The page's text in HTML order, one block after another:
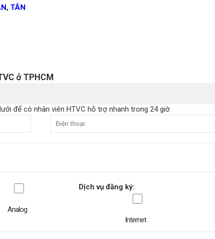
, TÂN
ở TPHCM
để có nhân viên HTVC hỗ trợ nhanh trong 24 giờ.
Dịch vụ đăng ký:
Analog
Internet